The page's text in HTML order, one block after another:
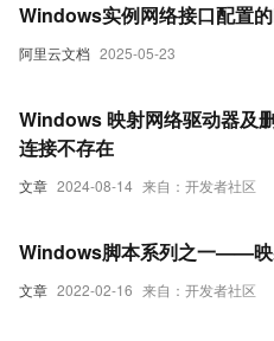
阿里云文档 2025-05-23
Windows实例网络接口配置
文章 2024-08-14 来自：开发者社区
Windows 映射网络驱动器及
连接不存在
文章 2022-02-16 来自：开发者社区
Windows脚本系列之一——映